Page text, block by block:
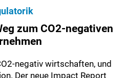
zum CO2-negativen
negativ wirtschaften, und
Der neue Impact Report